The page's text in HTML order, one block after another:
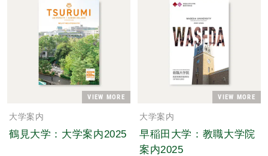
VIEW MORE
大学案内
鶴見大学：大学案内2025
VIEW MORE
大学案内
早稲田大学：教職大学院
案内2025